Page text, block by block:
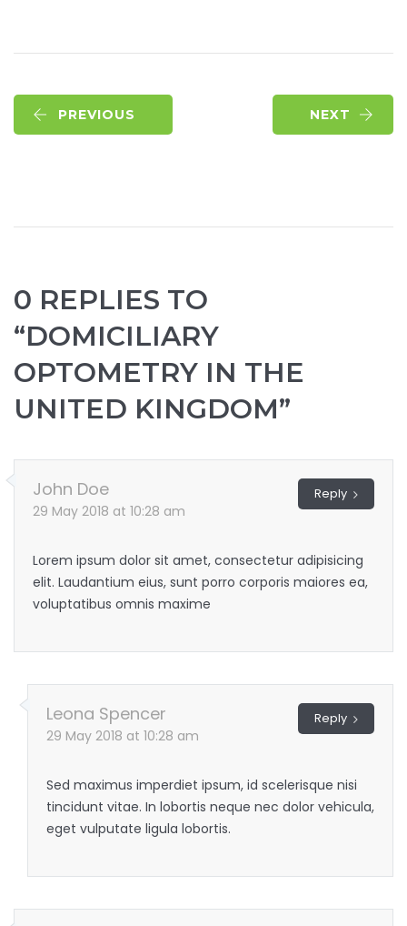
PREVIOUS NEXT
0 REPLIES TO
“DOMICILIARY
OPTOMETRY IN THE
UNITED KINGDOM”
John Doe
29 May 2018 at 10:28 am
Lorem ipsum dolor sit amet, consectetur adipisicing
elit. Laudantium eius, sunt porro corporis maiores ea,
voluptatibus omnis maxime
Reply
Leona Spencer
29 May 2018 at 10:28 am
Sed maximus imperdiet ipsum, id scelerisque nisi
tincidunt vitae. In lobortis neque nec dolor vehicula,
eget vulputate ligula lobortis.
Reply